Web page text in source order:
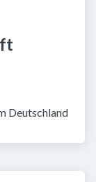
Deutschland